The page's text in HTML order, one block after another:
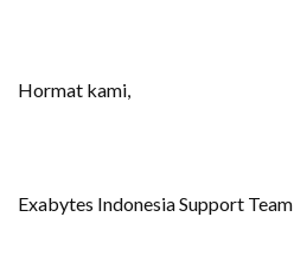
Hormat kami,
Exabytes Indonesia Support Team